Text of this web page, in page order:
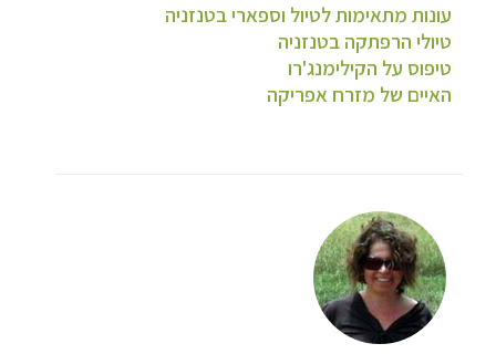
עונות מתאימות לטיול וספארי בטנזניה
טיולי הרפתקה בטנזניה
טיפוס על הקילימנג'רו
האיים של מזרח אפריקה